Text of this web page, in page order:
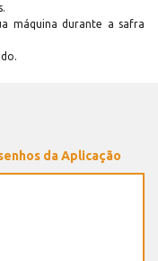
máquina durante a safra
da Aplicação